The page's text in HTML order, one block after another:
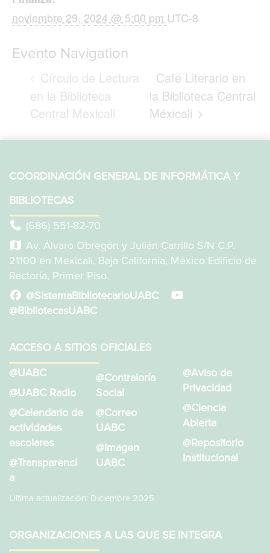
noviembre 29, 2024 @ 5:00 pm UTC-8
Evento Navigation
Círculo de Lectura
en la Biblioteca
Central Mexicali
Café Literario en
la Biblioteca Central
Méxicali
COORDINACIÓN GENERAL DE INFORMÁTICA Y
BIBLIOTECAS
(686) 551-82-70
Av. Álvaro Obregón y Julián Carrillo S/N C.P.
21100 en Mexicali, Baja California, México Edificio de
Rectoría, Primer Piso.
@SistemaBibliotecarioUABC
@BibliotecasUABC
ACCESO A SITIOS OFICIALES
@UABC
@UABC Radio
@Calendario de
actividades
escolares
@Transparenci
a
@Contraloría
Social
@Correo
UABC
@Imagen
UABC
@Aviso de
Privacidad
@Ciencia
Abierta
@Repositorio
Institucional
Última actualización: Diciembre 2025
ORGANIZACIONES A LAS QUE SE INTEGRA